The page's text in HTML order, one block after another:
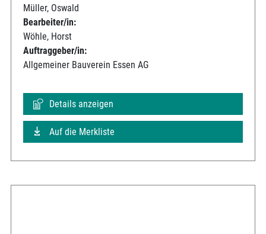
Müller, Oswald
Bearbeiter/in:
Wöhle, Horst
Auftraggeber/in:
Allgemeiner Bauverein Essen AG
Details anzeigen
Auf die Merkliste